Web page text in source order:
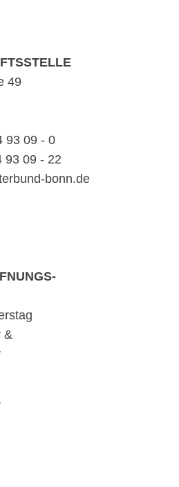
49
93 09 - 0
93 09 - 22
bonn.de
&